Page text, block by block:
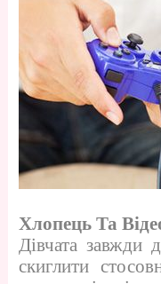
Хлопець Та
Дівчата завжди
скиглити